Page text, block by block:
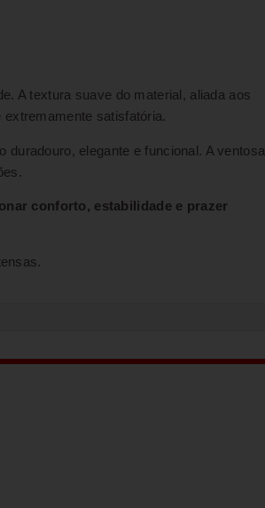
A textura suave do material, aliada aos
satisfatória.
elegante e funcional. A ventosa
conforto, estabilidade e prazer